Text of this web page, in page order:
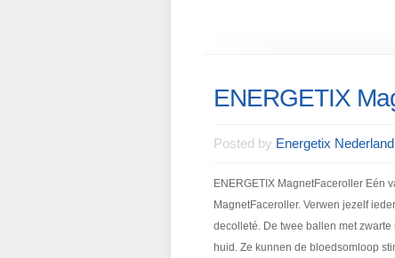
ENERGETIX
Posted by Energetix Nederland
ENERGETIX MagnetFaceroller Eén
MagnetFaceroller. Verwen jezelf
decolleté. De twee ballen met
huid. Ze kunnen de bloedsomloop